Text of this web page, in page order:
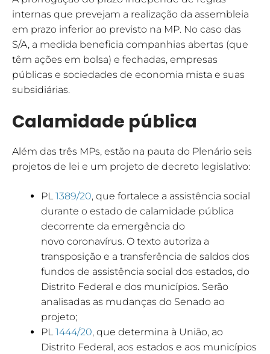
internas que prevejam a realização da assembleia
em prazo inferior ao previsto na MP. No caso das
S/A, a medida beneficia companhias abertas (que
têm ações em bolsa) e fechadas, empresas
públicas e sociedades de economia mista e suas
subsidiárias.
Calamidade pública
Além das três MPs, estão na pauta do Plenário seis
projetos de lei e um projeto de decreto legislativo:
PL1389/20, que fortalece a assistência social
durante o estado de calamidade pública
decorrente da emergência do
novo coronavírus. O texto autoriza a
transposição e a transferência de saldos dos
fundos de assistência social dos estados, do
Distrito Federal e dos municípios. Serão
analisadas as mudanças do Senado ao
projeto;
PL1444/20, que determina à União, ao
Distrito Federal, aos estados e aos municípios